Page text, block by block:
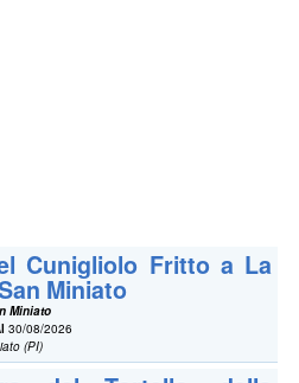
Cunigliolo Fritto a La
Miniato
Miniato
30/08/2026
(PI)